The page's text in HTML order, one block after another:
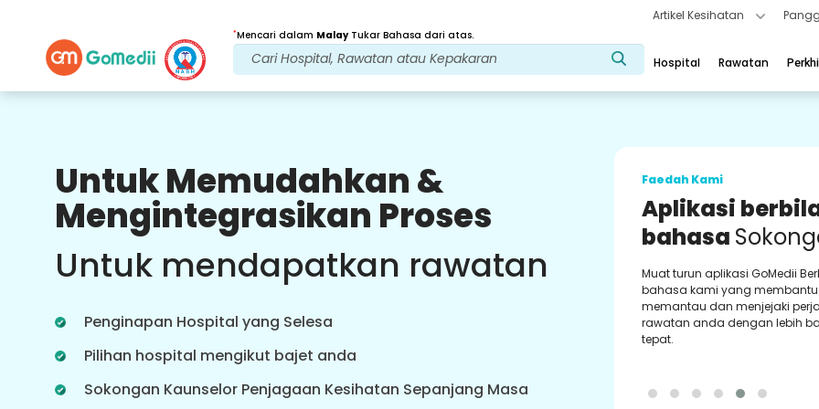
Artikel Kesihatan
*Mencari dalam MalayTukar Bahasa dari atas.
Hospital Rawatan
Untuk Memudahkan &
Mengintegrasikan Proses
Untuk mendapatkan rawatan
Penginapan Hospital yang Selesa
Pilihan hospital mengikut bajet anda
Sokongan Kaunselor Penjagaan Kesihatan Sepanjang Masa
Faedah Kami
Video Dalam
TalianPerundingan
Perundingan dalam talian dengan
dalam masa nyata untuk
yang lebih baik.
Faedah Kami
Aplikasi
bahasa
Muat turun aplikasi GoMedii
bahasa kami yang
memantau dan menjejaki
rawatan anda dengan lebih
tepat.